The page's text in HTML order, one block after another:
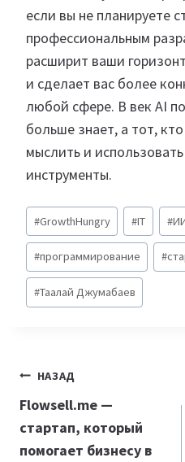
если вы не планируете
профессиональным
расширит ваши
и сделает вас более
любой сфере. В век AI
больше знает, а тот,
мыслить и
инструменты.
Метки
записи:
#GrowthHungry #IT #
#программирование #
#Таалай Джумабаев
Навигация
по
записям
НАЗАД
Flowsell.me —
стартап, который
помогает бизнесу в